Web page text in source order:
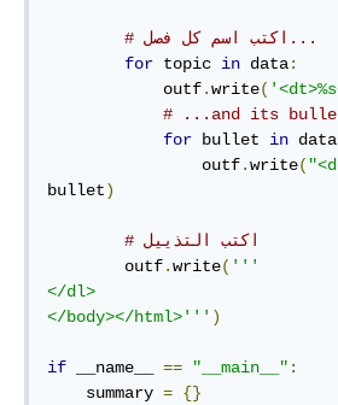
# اكتب اسم كل فصل...
for topic in data:
            outf
.write(
# ...and its
for bullet in data
                outf
.write(
bullet)
# اكتب التذييل
        outf
.write( '''
</dl>
</body></html>''' )
if __name__ == "__main__" :
    summary
= {}